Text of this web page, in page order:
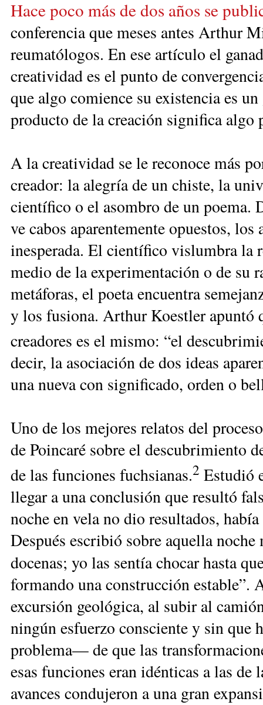
Hace poco más de dos años se
conferencia que meses antes Arthur
reumatólogos. En ese artículo el
creatividad es el punto de
que algo comience su existencia es
producto de la creación significa algo
A la creatividad se le reconoce más
creador: la alegría de un chiste, la
científico o el asombro de un poema.
ve cabos aparentemente opuestos,
inesperada. El científico vislumbra la
medio de la experimentación o de su
metáforas, el poeta encuentra
y los fusiona. Arthur Koestler apuntó
creadores es el mismo: “el
decir, la asociación de dos ideas
una nueva con significado, orden o
Uno de los mejores relatos del
de Poincaré sobre el descubrimiento
de las funciones fuchsianas.2 Estudió
llegar a una conclusión que resultó
noche en vela no dio resultados,
Después escribió sobre aquella
docenas; yo las sentía chocar hasta
formando una construcción estable”.
excursión geológica, al subir al
ningún esfuerzo consciente y sin que
problema— de que las
esas funciones eran idénticas a las
avances condujeron a una gran